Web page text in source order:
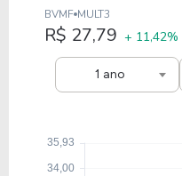
1 ano
BVMF MULT3
R$ 27,79 + 11,42%